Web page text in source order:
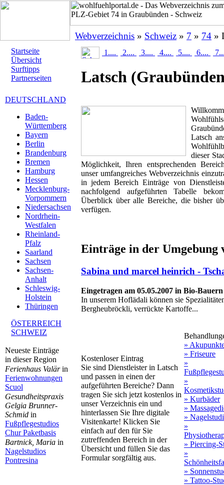
Webverzeichnis » Schweiz » 7 » 74 »
Startseite
Übersicht
Surftipps
Partnerseiten
DEUTSCHLAND
Baden-
Württemberg
Bayern
Berlin
Brandenburg
Bremen
Hamburg
Hessen
Mecklenburg-
Vorpommern
Niedersachsen
Nordrhein-
Westfalen
Rheinland-
Pfalz
Saarland
Sachsen
Sachsen-
Anhalt
Schleswig-
Holstein
Thüringen
ÖSTERREICH
SCHWEIZ
Neueste Einträge
in dieser Region
Ferienhaus Valärin
Ferienwohnungen
Scuol
Gesundheitspraxis
Gelgia Brunner-
Schmid in
Fußpflegestudios
Chur Paketbasis
Bartnick, Maria in
Nagelstudios
Pontresina
1.... 2.... 3.... 4.... 5.... 6....
Latsch
Latsch
dieser
Möglichkeit, Ihren entsprechenden
unser umfangreiches Webverzeichnis
in jedem Bereich Einträge von
nachfolgend aufgeführten Tabelle
Überblick über alle Bereiche, die bisher
verfügen.
Einträge in der Umgebung
Sabina und marcel heinrich -
Eingetragen am 05.05.2007 in Bio-
In unserem Hoflädali können sie
Bergheubröckli, verrückte Kartoffe...
Kostenloser Eintrag
Sie sind Dienstleister in Latsch
und passen in einen der
aufgeführten Bereiche? Dann
tragen Sie sich jetzt kostenlos in
unser Verzeichnis ein und
hinterlassen Sie Ihre digitale
Visitenkarte! Klicken Sie
einfach auf den für Sie
zutreffenden Bereich in der
Übersicht und füllen Sie das
Formular sorgfältig aus.
»
» Friseure
»
»
» Kurbäder
»
»
»
» Piercing-
»
»
» Tattoo-